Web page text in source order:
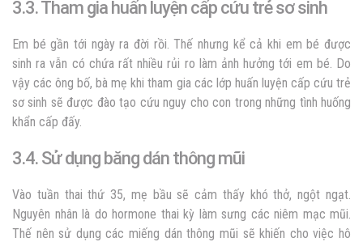
3.3. Tham gia huấn luyện cấp cứu trẻ sơ sinh
Em bé gần tới ngày ra đời rồi. Thế nhưng kể cả khi em bé được
sinh ra vẫn có chứa rất nhiều rủi ro làm ảnh hưởng tới em bé. Do
vậy các ông bố, bà mẹ khi tham gia các lớp huấn luyện cấp cứu trẻ
sơ sinh sẽ được đào tạo cứu nguy cho con trong những tình huống
khẩn cấp đấy.
3.4. Sử dụng băng dán thông mũi
Vào tuần thai thứ 35, mẹ bầu sẽ cảm thấy khó thở, ngột ngạt.
Nguyên nhân là do hormone thai kỳ làm sưng các niêm mạc mũi.
Thế nên sử dụng các miếng dán thông mũi sẽ khiến cho việc hô